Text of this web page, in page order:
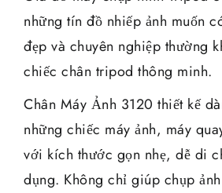
những tín đồ nhiếp ảnh muốn
đẹp và chuyên nghiệp thường
chiếc chân tripod thông minh.
Chân Máy Ảnh 3120 thiết kế
những chiếc máy ảnh, máy
với kích thước gọn nhẹ, dễ di
dụng. Không chỉ giúp chụp